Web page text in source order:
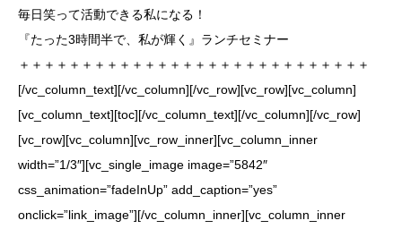
毎日笑って活動できる私になる！
『たった3時間半で、私が輝く』ランチセミナー
＋＋＋＋＋＋＋＋＋＋＋＋＋＋＋＋＋＋＋＋＋＋＋＋＋＋＋＋
[/vc_column_text][/vc_column][/vc_row][vc_row][vc_column]
[vc_column_text][toc][/vc_column_text][/vc_column][/vc_row]
[vc_row][vc_column][vc_row_inner][vc_column_inner
width=”1/3″][vc_single_image image=”5842″
css_animation=”fadeInUp” add_caption=”yes”
onclick=”link_image”][/vc_column_inner][vc_column_inner